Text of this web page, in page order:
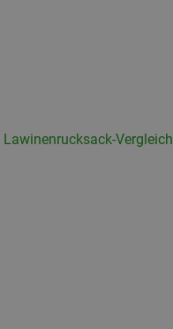
Lawinenrucksack-Vergleich